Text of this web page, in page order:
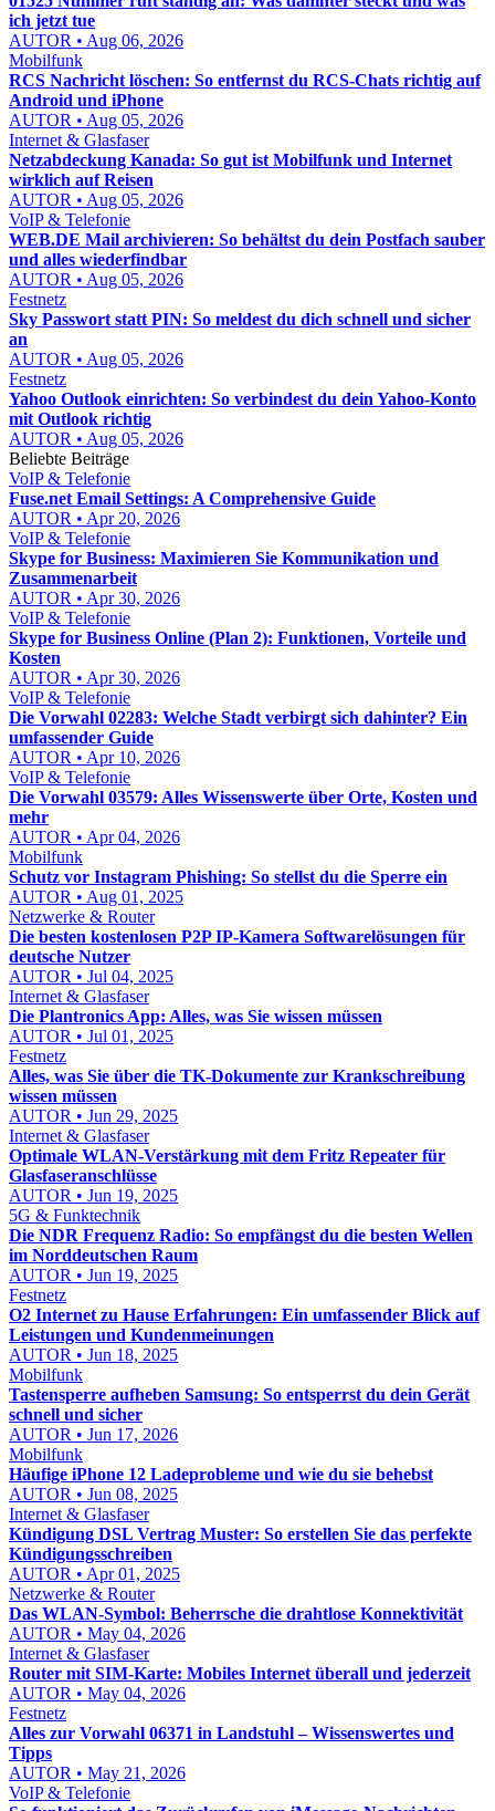
ich jetzt tue
AUTOR • Aug 06, 2026
Mobilfunk
RCS Nachricht löschen: So entfernst du RCS-Chats richtig auf
Android und iPhone
AUTOR • Aug 05, 2026
Internet & Glasfaser
Netzabdeckung Kanada: So gut ist Mobilfunk und Internet
wirklich auf Reisen
AUTOR • Aug 05, 2026
VoIP & Telefonie
WEB.DE Mail archivieren: So behältst du dein Postfach sauber
und alles wiederfindbar
AUTOR • Aug 05, 2026
Festnetz
Sky Passwort statt PIN: So meldest du dich schnell und sicher
an
AUTOR • Aug 05, 2026
Festnetz
Yahoo Outlook einrichten: So verbindest du dein Yahoo-Konto
mit Outlook richtig
AUTOR • Aug 05, 2026
Beliebte Beiträge
VoIP & Telefonie
Fuse.net Email Settings: A Comprehensive Guide
AUTOR • Apr 20, 2026
VoIP & Telefonie
Skype for Business: Maximieren Sie Kommunikation und
Zusammenarbeit
AUTOR • Apr 30, 2026
VoIP & Telefonie
Skype for Business Online (Plan 2): Funktionen, Vorteile und
Kosten
AUTOR • Apr 30, 2026
VoIP & Telefonie
Die Vorwahl 02283: Welche Stadt verbirgt sich dahinter? Ein
umfassender Guide
AUTOR • Apr 10, 2026
VoIP & Telefonie
Die Vorwahl 03579: Alles Wissenswerte über Orte, Kosten und
mehr
AUTOR • Apr 04, 2026
Mobilfunk
Schutz vor Instagram Phishing: So stellst du die Sperre ein
AUTOR • Aug 01, 2025
Netzwerke & Router
Die besten kostenlosen P2P IP-Kamera Softwarelösungen für
deutsche Nutzer
AUTOR • Jul 04, 2025
Internet & Glasfaser
Die Plantronics App: Alles, was Sie wissen müssen
AUTOR • Jul 01, 2025
Festnetz
Alles, was Sie über die TK-Dokumente zur Krankschreibung
wissen müssen
AUTOR • Jun 29, 2025
Internet & Glasfaser
Optimale WLAN-Verstärkung mit dem Fritz Repeater für
Glasfaseranschlüsse
AUTOR • Jun 19, 2025
5G & Funktechnik
Die NDR Frequenz Radio: So empfängst du die besten Wellen
im Norddeutschen Raum
AUTOR • Jun 19, 2025
Festnetz
O2 Internet zu Hause Erfahrungen: Ein umfassender Blick auf
Leistungen und Kundenmeinungen
AUTOR • Jun 18, 2025
Mobilfunk
Tastensperre aufheben Samsung: So entsperrst du dein Gerät
schnell und sicher
AUTOR • Jun 17, 2026
Mobilfunk
Häufige iPhone 12 Ladeprobleme und wie du sie behebst
AUTOR • Jun 08, 2025
Internet & Glasfaser
Kündigung DSL Vertrag Muster: So erstellen Sie das perfekte
Kündigungsschreiben
AUTOR • Apr 01, 2025
Netzwerke & Router
Das WLAN-Symbol: Beherrsche die drahtlose Konnektivität
AUTOR • May 04, 2026
Internet & Glasfaser
Router mit SIM-Karte: Mobiles Internet überall und jederzeit
AUTOR • May 04, 2026
Festnetz
Alles zur Vorwahl 06371 in Landstuhl – Wissenswertes und
Tipps
AUTOR • May 21, 2026
VoIP & Telefonie